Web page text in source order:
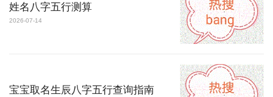
姓名八字五行测算
2026-07-14
宝宝取名生辰八字五行查询指南